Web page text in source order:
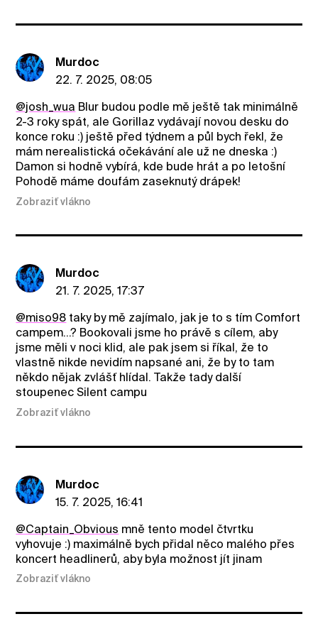
Murdoc
22. 7. 2025, 08:05
@josh_wua Blur budou podle mě ještě tak minimálně
2-3 roky spát, ale Gorillaz vydávají novou desku do
konce roku :) ještě před týdnem a půl bych řekl, že
mám nerealistická očekávání ale už ne dneska :)
Damon si hodně vybírá, kde bude hrát a po letošní
Pohodě máme doufám zaseknutý drápek!
Zobraziť vlákno
Murdoc
21. 7. 2025, 17:37
@miso98 taky by mě zajímalo, jak je to s tím Comfort
campem...? Bookovali jsme ho právě s cílem, aby
jsme měli v noci klid, ale pak jsem si říkal, že to
vlastně nikde nevidím napsané ani, že by to tam
někdo nějak zvlášť hlídal. Takže tady další
stoupenec Silent campu
Zobraziť vlákno
Murdoc
15. 7. 2025, 16:41
@Captain_Obvious mně tento model čtvrtku
vyhovuje :) maximálně bych přidal něco malého přes
koncert headlinerů, aby byla možnost jít jinam
Zobraziť vlákno